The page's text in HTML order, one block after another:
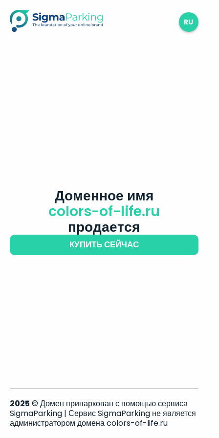
RU
Доменное имя
colors-of-life.ru
продается
КУПИТЬ СЕЙЧАС
2025 © Домен припаркован с помощью сервиса
SigmaParking | Сервис SigmaParking не является
администратором домена colors-of-life.ru